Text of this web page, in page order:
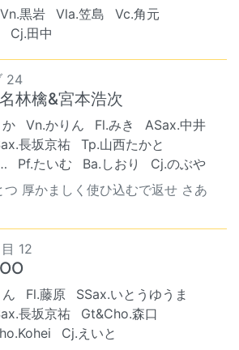
Vn.黒岩 Vla.笠島
Vc.角元
Cj.田中
24
林檎&宮本浩次
Vn.かりん Fl.みき
ASax.中井
長坂京祐
Tp.山西たかと
Pf.たいむ Ba.しおり
Cj.のぶや
厚かましく使ひ込むで返せ さあ
12
Fl.藤原
SSax.いとうゆうま
長坂京祐
Gt&Cho.森口
Cj.えいと